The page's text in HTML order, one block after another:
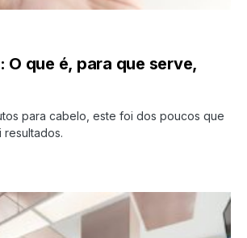
O que é, para que serve,
para cabelo, este foi dos poucos que
resultados.